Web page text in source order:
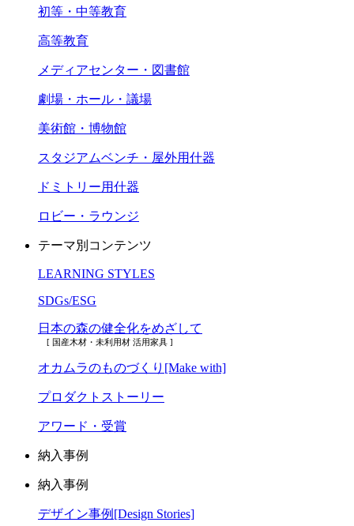
初等・中等教育
高等教育
メディアセンター・図書館
劇場・ホール・議場
美術館・博物館
スタジアムベンチ・屋外用什器
ドミトリー用什器
ロビー・ラウンジ
テーマ別コンテンツ
LEARNING STYLES
SDGs/ESG
日本の森の健全化をめざして
[ 国産木材・未利用材 活用家具 ]
オカムラのものづくり[Make with]
プロダクトストーリー
アワード・受賞
納入事例
納入事例
デザイン事例[Design Stories]